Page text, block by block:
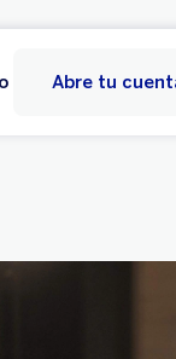
Abre tu